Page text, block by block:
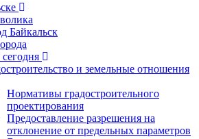
Байкальск
и земельные отношения
Нормативы градостроительного
проектирования
Предоставление разрешения на
отклонение от предельных параметров